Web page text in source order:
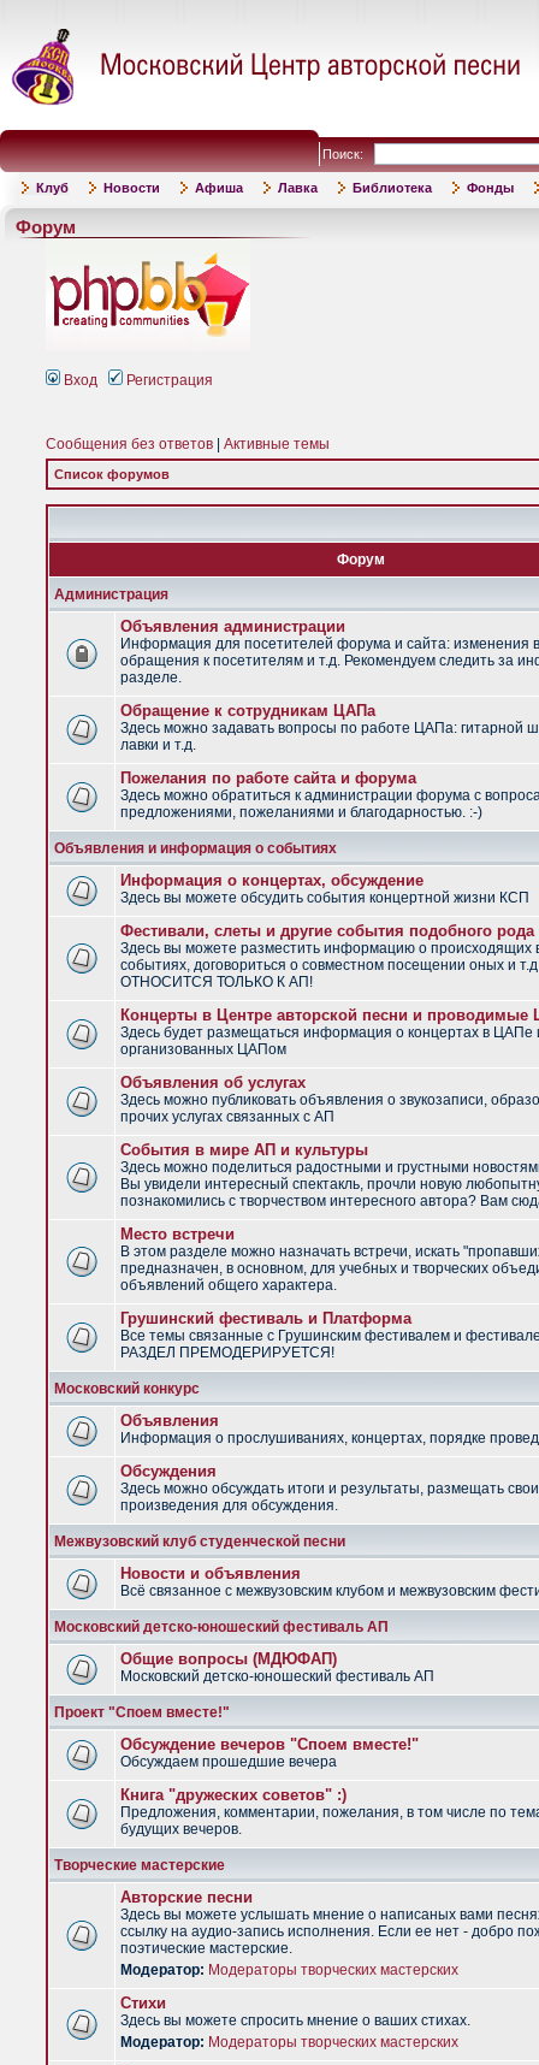
Поиск:
Клуб Новости Афиша Лавка Библиотека Фонды
Форум
Вход Регистрация
Сообщения без ответов Активные темы
Список форумов
Форум
Администрация
Объявления администрации
Информация для посетителей форума и сайта: изменения
обращения к посетителям и т.д. Рекомендуем следить за
разделе.
Обращение к сотрудникам ЦАПа
Здесь можно задавать вопросы по работе ЦАПа: гитарной
лавки и т.д.
Пожелания по работе сайта и форума
Здесь можно обратиться к администрации форума с
предложениями, пожеланиями и благодарностью. :-)
Объявления и информация о событиях
Информация о концертах, обсуждение
Здесь вы можете обсудить события концертной жизни КСП
Фестивали, слеты и другие события подобного рода
Здесь вы можете разместить информацию о
событиях, договориться о совместном посещении оных и
ОТНОСИТСЯ ТОЛЬКО К АП!
Концерты в Центре авторской песни и
Здесь будет размещаться информация о концертах в ЦАПе
организованных ЦАПом
Объявления об услугах
Здесь можно публиковать объявления о звукозаписи,
прочих услугах связанных с АП
События в мире АП и культуры
Здесь можно поделиться радостными и грустными
Вы увидели интересный спектакль, прочли новую
познакомились с творчеством интересного автора? Вам
Место встречи
В этом разделе можно назначать встречи, искать
предназначен, в основном, для учебных и творческих
объявлений общего характера.
Грушинский фестиваль и Платформа
Все темы связанные с Грушинским фестивалем и
РАЗДЕЛ ПРЕМОДЕРИРУЕТСЯ!
Московский конкурс
Объявления
Информация о прослушиваниях, концертах, порядке
Обсуждения
Здесь можно обсуждать итоги и результаты, размещать
произведения для обсуждения.
Межвузовский клуб студенческой песни
Новости и объявления
Всё связанное с межвузовским клубом и межвузовским
Московский детско-юношеский фестиваль АП
Общие вопросы (МДЮФАП)
Московский детско-юношеский фестиваль АП
Проект "Споем вместе!"
Обсуждение вечеров "Споем вместе!"
Обсуждаем прошедшие вечера
Книга "дружеских советов" :)
Предложения, комментарии, пожелания, в том числе по
будущих вечеров.
Творческие мастерские
Авторские песни
Здесь вы можете услышать мнение о написаных вами
ссылку на аудио-запись исполнения. Если ее нет - добро
поэтические мастерские.
Модератор: Модераторы творческих мастерских
Стихи
Здесь вы можете спросить мнение о ваших стихах.
Модератор: Модераторы творческих мастерских